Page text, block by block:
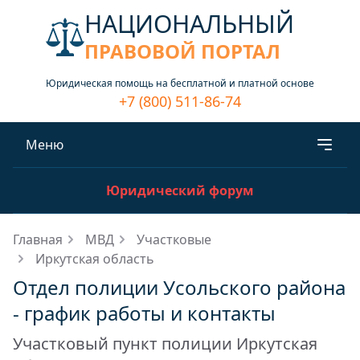
НАЦИОНАЛЬНЫЙ
ПРАВОВОЙ ПОРТАЛ
Юридическая помощь на бесплатной и платной основе
+7 (800) 511-86-74
Меню
Юридический форум
Главная МВД
Участковые
Иркутская область
Отдел полиции Усольского района
- график работы и контакты
Участковый пункт полиции Иркутская